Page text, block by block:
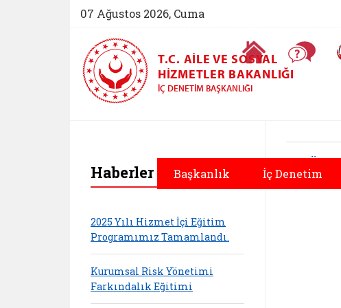
07 Ağustos 2026, Cuma
Ana Sayfa Sıkça
T.C. AILE VE SOSYAL
HIZMETLER BAKANLIĞI
İÇ DENETIM BAŞKANLIĞI
Başkanlık İç Denetim
Haberler
2025 Yılı Hizmet İçi Eğitim
Programımız Tamamlandı.
Kurumsal Risk Yönetimi
Farkındalık Eğitimi